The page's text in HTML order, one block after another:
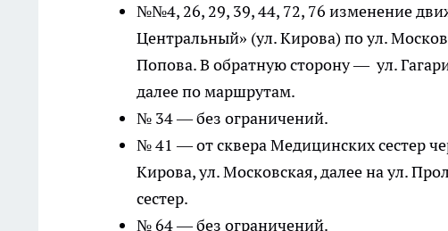
№№4, 26, 29, 39, 44, 72, 76 изменение
Центральный» (ул. Кирова) по ул.
Попова. В обратную сторону — ул.
далее по маршрутам.
№ 34 — без ограничений.
№ 41 — от сквера Медицинских сестер
Кирова, ул. Московская, далее на ул.
сестер.
№ 64 — без ограничений.